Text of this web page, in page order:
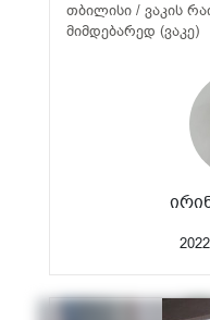
თბილისი / ვაკის
მიმდებარედ (ვაკე)